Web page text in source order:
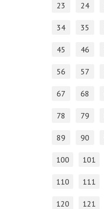
23 24
34 35
45 46
56 57
67 68
78 79
89 90
100 101
110 111
120 121